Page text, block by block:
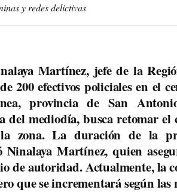
y redes delictivas
Martínez, jefe de la
200 efectivos policiales en el
provincia de San
del mediodía,busca retomar
zona. La duración de la
Ninalaya Martínez, quien
de autoridad. Actualmente, la
que se incrementará según las